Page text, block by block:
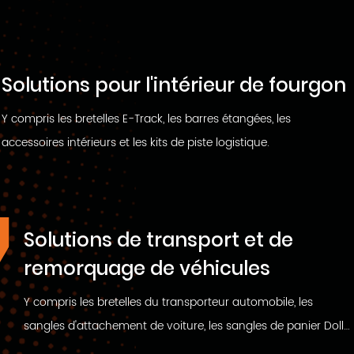
Solutions pour l'intérieur de fourgon
Y compris les bretelles E-Track, les barres étangées, les
accessoires intérieurs et les kits de piste logistique.
Solutions de transport et de
remorquage de véhicules
Y compris les bretelles du transporteur automobile, les
sangles d'attachement de voiture, les sangles de panier Dolly,
les filets de roue, les sangles de remorquage et les sangles de